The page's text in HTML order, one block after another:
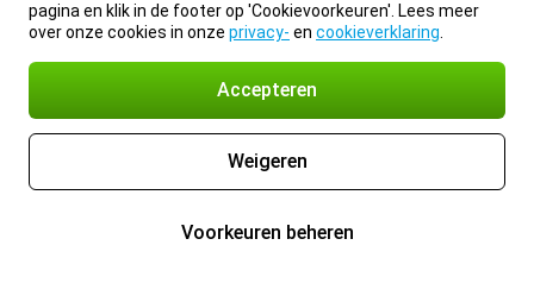
pagina en klik in de footer op 'Cookievoorkeuren'. Lees meer
over onze cookies in onze privacy- en cookieverklaring
Accepteren
Weigeren
Voorkeuren beheren